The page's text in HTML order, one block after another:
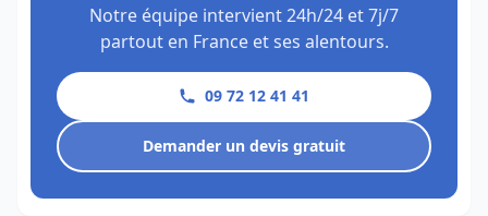
Notre équipe intervient 24h/24 et 7j/7
partout en France et ses alentours.
09 72 12 41 41
Demander un devis gratuit